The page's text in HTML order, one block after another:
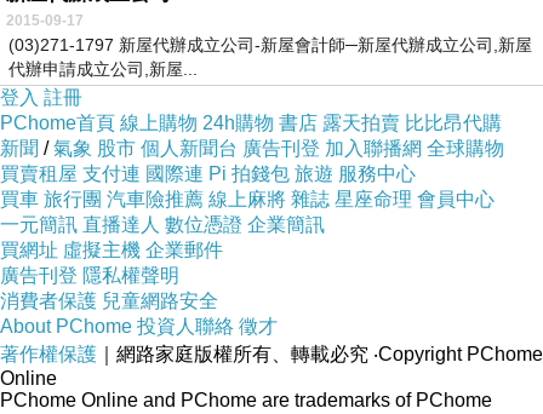
2015-09-17
(03)271-1797 新屋代辦成立公司-新屋會計師─新屋代辦成立公司,新屋
代辦申請成立公司,新屋...
登入 註冊
PChome首頁 線上購物 24h購物 書店 露天拍賣 比比昂代購
新聞 /氣象 股市 個人新聞台 廣告刊登 加入聯播網 全球購物
買賣租屋 支付連 國際連 Pi 拍錢包 旅遊 服務中心
買車 旅行團 汽車險推薦 線上麻將 雜誌 星座命理 會員中心
一元簡訊 直播達人 數位憑證 企業簡訊
買網址 虛擬主機 企業郵件
廣告刊登 隱私權聲明
消費者保護 兒童網路安全
About PChome 投資人聯絡 徵才
著作權保護 ｜網路家庭版權所有、轉載必究 ‧Copyright PChome
Online
PChome Online and PChome are trademarks of PChome